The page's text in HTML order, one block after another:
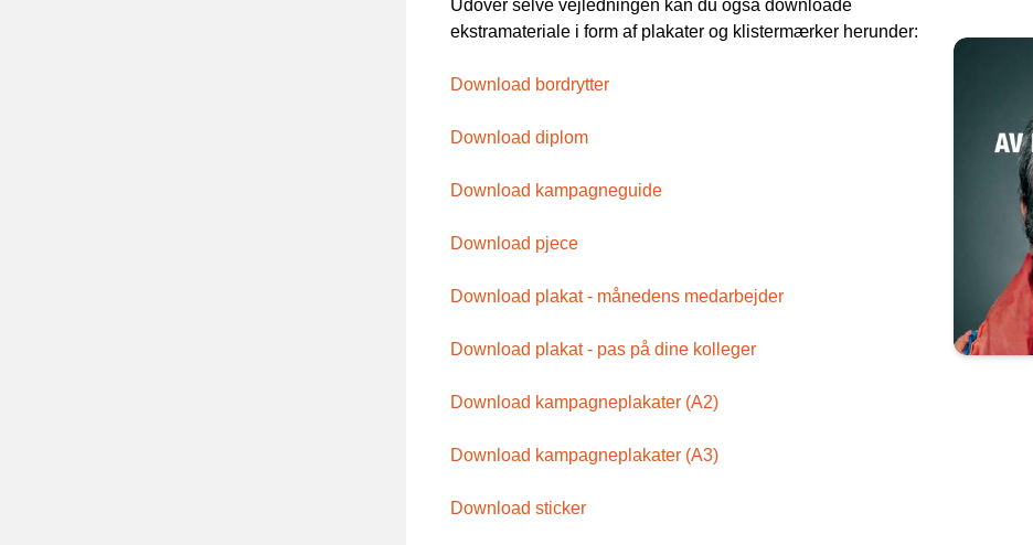
Udover selve vejledningen kan du også downloade
ekstramateriale i form af plakater og klistermærker herunder:
Download bordrytter
Download diplom
Download kampagneguide
Download pjece
Download plakat - månedens medarbejder
Download plakat - pas på dine kolleger
Download kampagneplakater (A2)
Download kampagneplakater (A3)
Download sticker